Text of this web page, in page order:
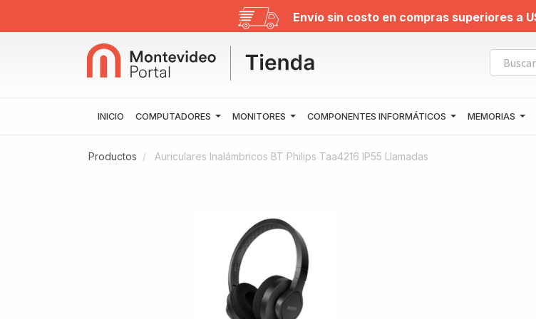
Envío sin costo en compras superiores a
INICIO COMPUTADORES MONITORES COMPONENTES INFORMÁTICOS MEMORIAS
Productos Auriculares Inalámbricos BT Philips Taa4216 IP55 Llamadas